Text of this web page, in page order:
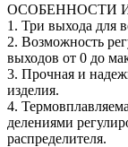
ОСОБЕННОСТИ
1. Три выхода для
2. Возможность
выходов от 0 до
3. Прочная и
изделия.
4.
делениями
распределителя.